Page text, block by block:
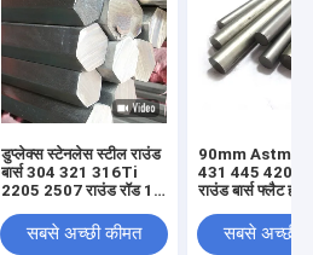
डुप्लेक्स स्टेनलेस स्टील राउंड
बार्स 304 321 316Ti
2205 2507 राउंड रॉड 1
सबसे अच्छी कीमत
90mm Astm
431 445 420
राउंड बार्स फ्लैट हाफ
सबसे अच्छी